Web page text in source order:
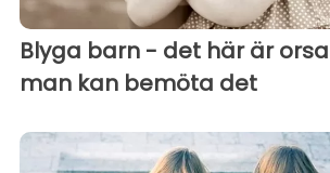
Blyga barn - det här är
man kan bemöta det